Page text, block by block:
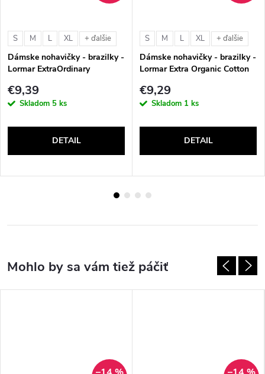
S M L XL + ďalšie
Dámske nohavičky - brazilky -
Lormar ExtraOrdinary
€9,39
Skladom 5 ks
DETAIL
S M L XL + ďalšie
Dámske nohavičky - brazilky -
Lormar Extra Organic Cotton
€9,29
Skladom 1 ks
DETAIL